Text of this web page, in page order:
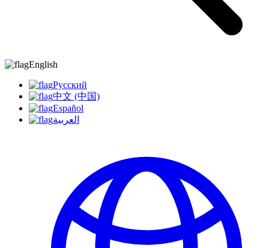
English
Русский
中文 (中国)
Español
العربية